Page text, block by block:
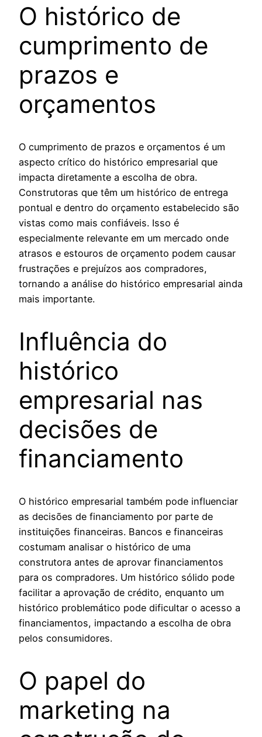
O histórico de
cumprimento de
prazos e
orçamentos
O cumprimento de prazos e orçamentos é um
aspecto crítico do histórico empresarial que
impacta diretamente a escolha de obra.
Construtoras que têm um histórico de entrega
pontual e dentro do orçamento estabelecido são
vistas como mais confiáveis. Isso é
especialmente relevante em um mercado onde
atrasos e estouros de orçamento podem causar
frustrações e prejuízos aos compradores,
tornando a análise do histórico empresarial ainda
mais importante.
Influência do
histórico
empresarial nas
decisões de
financiamento
O histórico empresarial também pode influenciar
as decisões de financiamento por parte de
instituições financeiras. Bancos e financeiras
costumam analisar o histórico de uma
construtora antes de aprovar financiamentos
para os compradores. Um histórico sólido pode
facilitar a aprovação de crédito, enquanto um
histórico problemático pode dificultar o acesso a
financiamentos, impactando a escolha de obra
pelos consumidores.
O papel do
marketing na